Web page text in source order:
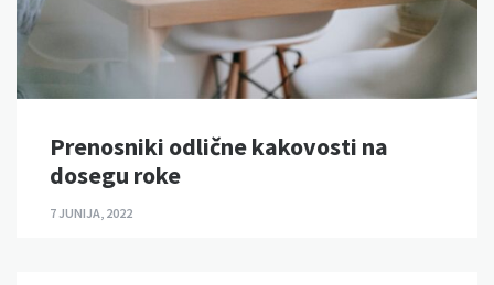
Prenosniki odlične kakovosti na
dosegu roke
7 JUNIJA, 2022